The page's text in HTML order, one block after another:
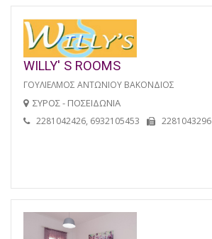
WILLY' S ROOMS
ΓΟΥΛΙΕΛΜΟΣ ΑΝΤΩΝΙΟΥ ΒΑΚΟΝΔΙΟΣ
ΣΥΡΟΣ - ΠΟΣΕΙΔΩΝΙΑ
2281042426, 6932105453 2281043296